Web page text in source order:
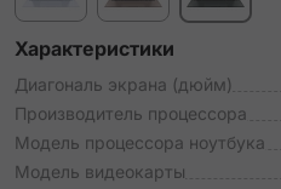
Характеристики
Диагональ экрана (дюйм)
Производитель процессора
Модель процессора ноутбука
Модель видеокарты